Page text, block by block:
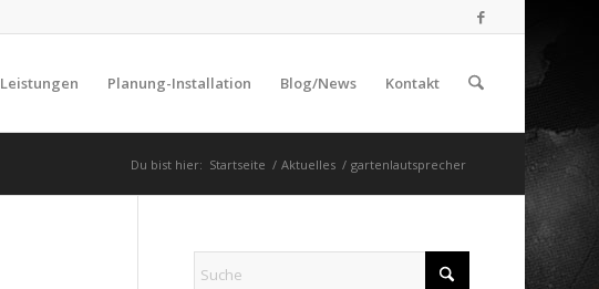
Leistungen Planung-Installation Blog/News Kontakt
Du bist hier: Startseite / Aktuelles / gartenlautsprecher